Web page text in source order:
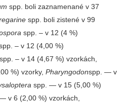
spp. boli zaznamenané v 37
spp. boli zistené v 99
spp. – v 12 (4 %)
– v 12 (4,00 %)
spp. – v 14 (4,67 %) vzorkách,
%) vzorky, Pharyngodonspp. — v
spp. — v 15 (5,00 %)
v 6 (2,00 %) vzorkách,